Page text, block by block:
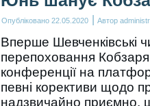
Опубліковано 22.05.2020 | Автор
Вперше Шевченківські
перепоховання
конференції на
певні корективи щодо
надзвичайно приємно,